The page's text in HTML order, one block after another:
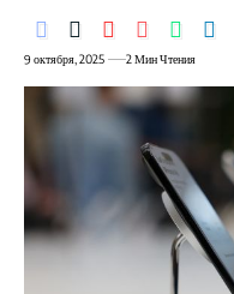
9 октября, 2025 2 Мин Чтения